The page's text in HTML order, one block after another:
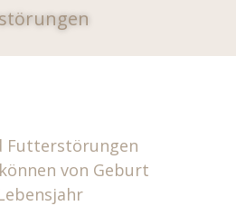
Futterstörungen
von Geburt